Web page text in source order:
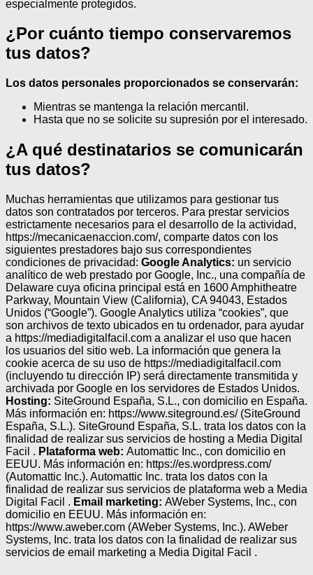
especialmente protegidos.
¿Por cuánto tiempo conservaremos
tus datos?
Los datos personales proporcionados se conservarán:
Mientras se mantenga la relación mercantil.
Hasta que no se solicite su supresión por el interesado.
¿A qué destinatarios se comunicarán
tus datos?
Muchas herramientas que utilizamos para gestionar tus
datos son contratados por terceros. Para prestar servicios
estrictamente necesarios para el desarrollo de la actividad,
https://mecanicaenaccion.com/, comparte datos con los
siguientes prestadores bajo sus correspondientes
condiciones de privacidad: Google Analytics: un servicio
analítico de web prestado por Google, Inc., una compañía de
Delaware cuya oficina principal está en 1600 Amphitheatre
Parkway, Mountain View (California), CA 94043, Estados
Unidos (“Google”). Google Analytics utiliza “cookies”, que
son archivos de texto ubicados en tu ordenador, para ayudar
a https://mediadigitalfacil.com a analizar el uso que hacen
los usuarios del sitio web. La información que genera la
cookie acerca de su uso de https://mediadigitalfacil.com
(incluyendo tu dirección IP) será directamente transmitida y
archivada por Google en los servidores de Estados Unidos.
Hosting: SiteGround España, S.L., con domicilio en España.
Más información en: https://www.siteground.es/ (SiteGround
España, S.L.). SiteGround España, S.L. trata los datos con la
finalidad de realizar sus servicios de hosting a Media Digital
Facil . Plataforma web: Automattic Inc., con domicilio en
EEUU. Más información en: https://es.wordpress.com/
(Automattic Inc.). Automattic Inc. trata los datos con la
finalidad de realizar sus servicios de plataforma web a Media
Digital Facil . Email marketing: AWeber Systems, Inc., con
domicilio en EEUU. Más información en:
https://www.aweber.com (AWeber Systems, Inc.). AWeber
Systems, Inc. trata los datos con la finalidad de realizar sus
servicios de email marketing a Media Digital Facil .